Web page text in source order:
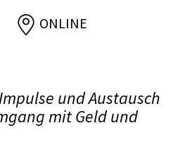
ONLINE
und Austausch
mit Geld und